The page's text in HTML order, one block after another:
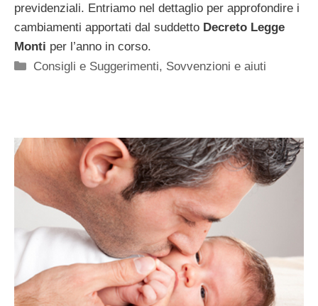
previdenziali. Entriamo nel dettaglio per approfondire i
cambiamenti apportati dal suddetto Decreto Legge
Monti per l’anno in corso.
Categorie
Consigli e Suggerimenti, Sovvenzioni e aiuti